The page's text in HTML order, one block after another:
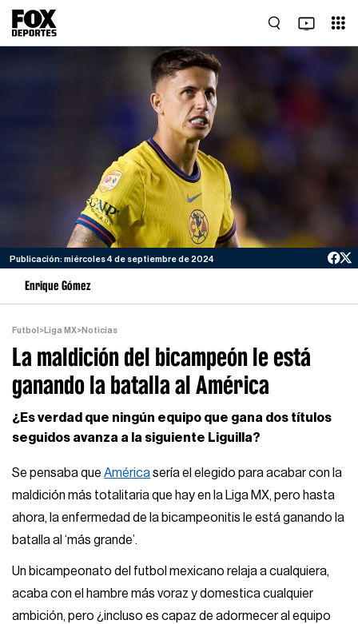
Publicación: miércoles 4 de septiembre de 2024
Enrique Gómez
Futbol >Liga MX>Noticias
La maldición del bicampeón le está
ganando la batalla al América
¿Es verdad que ningún equipo que gana dos títulos
seguidos avanza a la siguiente Liguilla?
Se pensaba queAméricasería el elegido para acabar con la
maldición más totalitaria que hay en la Liga MX, pero hasta
ahora, la enfermedad de la bicampeonitis le está ganando la
batalla al ‘más grande’.
Un bicampeonato del futbol mexicano relaja a cualquiera,
acaba con el hambre más voraz y domestica cualquier
ambición, pero ¿incluso es capaz de adormecer al equipo